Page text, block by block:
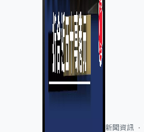
新聞資訊